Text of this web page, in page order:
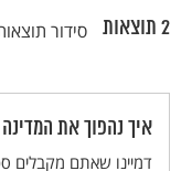
כל האתר
2 תוצאות סידור
איך נהפוך את
דמיינו שאתם מקבלים